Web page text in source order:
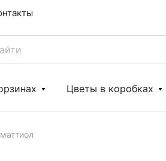
Цветы в коробках